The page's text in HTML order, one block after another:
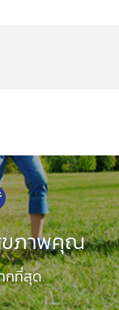
ขภาพคุณ
กที่สุด